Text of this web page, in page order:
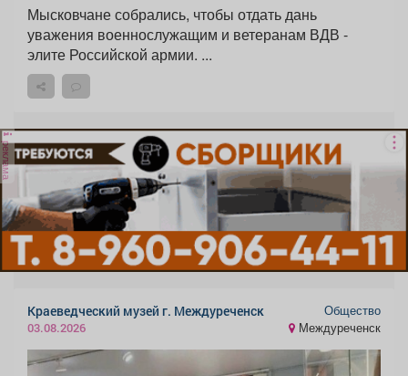
Мысковчане собрались, чтобы отдать дань
уважения военнослужащим и ветеранам ВДВ -
элите Российской армии. ...
реклама
Краеведческий музей г. Междуреченск
03.08.2026
Общество
Междуреченск